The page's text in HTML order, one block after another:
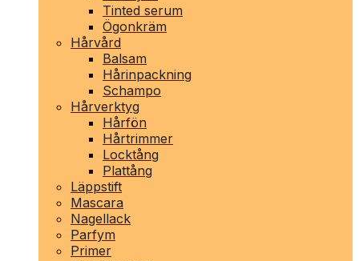
Tinted serum
Ögonkräm
Hårvård
Balsam
Hårinpackning
Schampo
Hårverktyg
Hårfön
Hårtrimmer
Locktång
Plattång
Läppstift
Mascara
Nagellack
Parfym
Primer